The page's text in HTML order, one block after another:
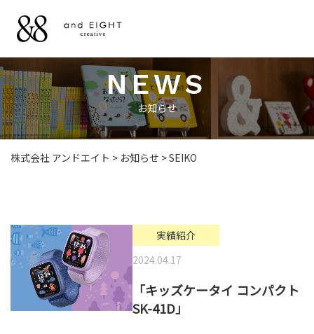
NEWS
お知らせ
WORKS
ライセンス
＆ DESIGN
NEWS
お知らせ
株式会社 アンドエイト > お知らせ >SEIKO
実績紹介
2024.04.17
「キッズケータイ コンパクト
SK-41D」